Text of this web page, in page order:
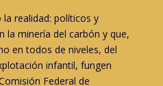
realidad: políticos y
la minería del carbón y que,
en todos de niveles, del
infantil, fungen
Federal de